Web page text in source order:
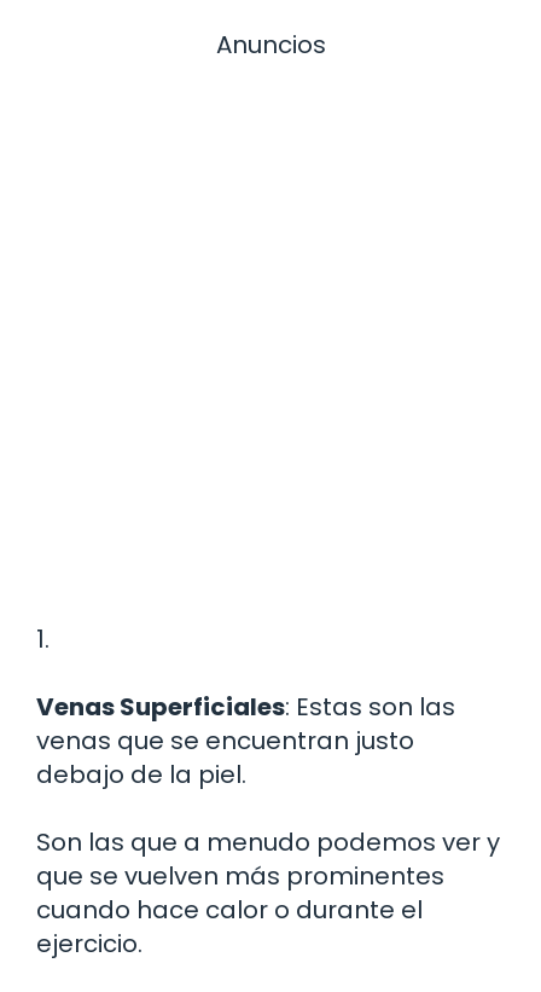
Anuncios
1.
Venas Superficiales: Estas son las
venas que se encuentran justo
debajo de la piel.
Son las que a menudo podemos ver y
que se vuelven más prominentes
cuando hace calor o durante el
ejercicio.